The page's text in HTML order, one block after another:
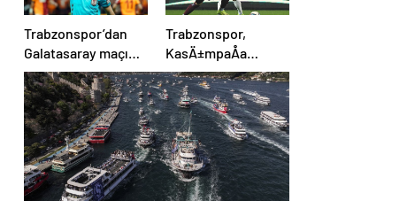
Trabzonspor’dan
Galatasaray maçı
öncesi Cihan Aydın
tepkisi!
Trabzonspor,
KasÄ±mpaÅa
karÅÄ±sÄ±nda 4’te
4 peÅinde